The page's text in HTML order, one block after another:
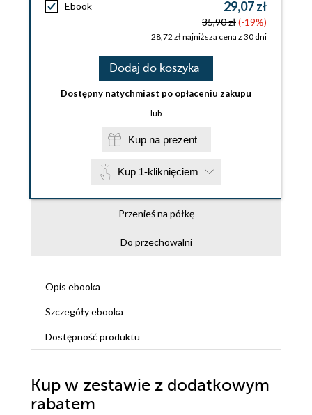
Ebook 29,07 zł
35,90 zł(-19%)
28,72 zł najniższa cena z 30 dni
Dodaj do koszyka
Dostępny natychmiast po opłaceniu zakupu
lub
Kup na prezent
Kup 1-kliknięciem
Przenieś na półkę
Do przechowalni
Opis ebooka
Szczegółyebooka
Dostępność produktu
Kup w zestawie z dodatkowym
rabatem